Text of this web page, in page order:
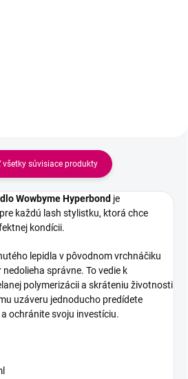
všetky súvisiace produkty
Wowbyme Hyperbond je
každú lash stylistku, ktorá chce
kondícii.
lepidla v pôvodnom vrchnáčiku
správne. To vedie k
polymerizácii a skráteniu životnosti
uzáveru jednoducho predídete
ochránite svoju investíciu.